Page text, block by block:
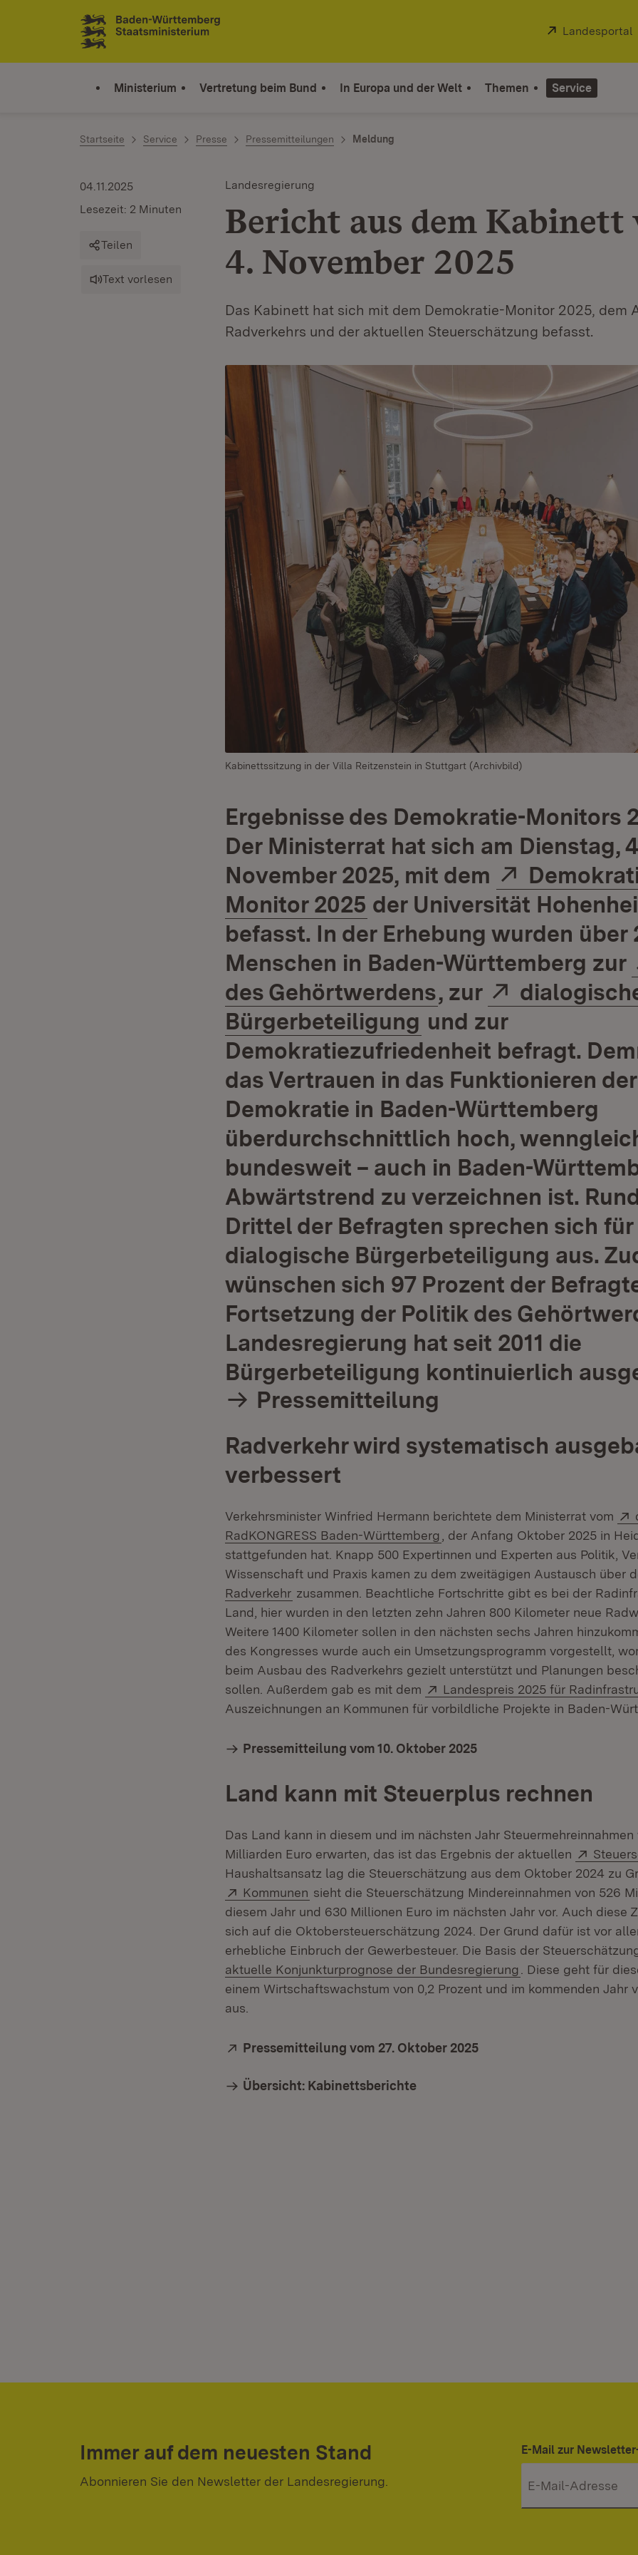
Zum Inhalt springen
Link zur Startseite
Extern:
Landesportal
Ministerium Vertretung beim Bund In Europa und der Welt Themen Service
Startseite Service Presse Pressemitteilungen Meldung
Landesregierung
Bericht aus dem Kabinett
4. November 2025
Das Kabinett hat sich mit dem Demokratie-Monitor 2025, dem
Radverkehrs und der aktuellen Steuerschätzung befasst.
04.11.2025
Lesezeit: 2 Minuten
Teilen
Text vorlesen
Kabinettssitzung in der Villa Reitzenstein in Stuttgart (Archivbild)
Ergebnisse des Demokratie-Monitors
Der Ministerrat hat sich am Dienstag,
November 2025, mit dem
Extern:
Monitor 2025 (Öffnet in neuem Fenster)
der Universität
befasst. In der Erhebung wurden über
Menschen in Baden-Württemberg zur
des Gehörtwerdens(Öffnet in neuem
, zur Extern:
Bürgerbeteiligung (Öffnet in neuem
und zur
Demokratiezufriedenheit befragt.
das Vertrauen in das Funktionieren der
Demokratie in Baden-Württemberg
überdurchschnittlich hoch,
bundesweit – auch in Baden-
Abwärtstrend zu verzeichnen ist.
Drittel der Befragten sprechen sich für
dialogische Bürgerbeteiligung aus.
wünschen sich 97 Prozent der
Fortsetzung der Politik des
Landesregierung hat seit 2011 die
Bürgerbeteiligung kontinuierlich
Pressemitteilung
Radverkehr wird systematisch
verbessert
Verkehrsminister Winfried Hermann berichtete dem Ministerrat vom
RadKONGRESS Baden-Württemberg (Öffnet in neuem Fenster)
, der Anfang Oktober 2025 in
stattgefunden hat. Knapp 500 Expertinnen und Experten aus Politik,
Wissenschaft und Praxis kamen zu dem zweitägigen Austausch über
Radverkehr (Öffnet in neuem Fenster)
zusammen. Beachtliche Fortschritte gibt es bei der
Land, hier wurden in den letzten zehn Jahren 800 Kilometer neue
Weitere 1400 Kilometer sollen in den nächsten sechs Jahren
des Kongresses wurde auch ein Umsetzungsprogramm vorgestellt,
beim Ausbau des Radverkehrs gezielt unterstützt und Planungen
sollen. Außerdem gab es mit dem
Extern:
Landespreis 2025 für
Auszeichnungen an Kommunen für vorbildliche Projekte in Baden-
Pressemitteilung vom 10. Oktober 2025
Land kann mit Steuerplus rechnen
Das Land kann in diesem und im nächsten Jahr Steuermehreinnahmen
Milliarden Euro erwarten, das ist das Ergebnis der aktuellen
Extern:
Haushaltsansatz lag die Steuerschätzung aus dem Oktober 2024 zu
Extern:
Kommunen (Öffnet in neuem Fenster)
sieht die Steuerschätzung Mindereinnahmen von 526
diesem Jahr und 630 Millionen Euro im nächsten Jahr vor. Auch diese
sich auf die Oktobersteuerschätzung 2024. Der Grund dafür ist vor
erhebliche Einbruch der Gewerbesteuer. Die Basis der
aktuelle Konjunkturprognose der Bundesregierung (Öffnet in neuem
. Diese geht für
einem Wirtschaftswachstum von 0,2 Prozent und im kommenden Jahr
aus.
Extern:
Pressemitteilung vom 27. Oktober 2025
Übersicht: Kabinettsberichte
Immer auf dem neuesten Stand
Abonnieren Sie den Newsletter der Landesregierung.
E-Mail zur